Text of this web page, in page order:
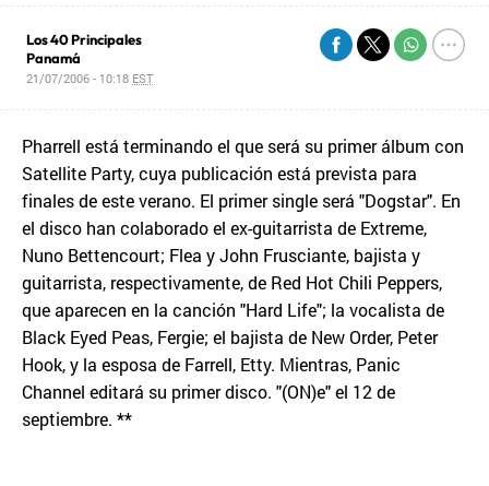
Los 40 Principales
Panamá
21/07/2006 - 10:18 EST
Pharrell está terminando el que será su primer álbum con
Satellite Party, cuya publicación está prevista para
finales de este verano. El primer single será "Dogstar". En
el disco han colaborado el ex-guitarrista de Extreme,
Nuno Bettencourt; Flea y John Frusciante, bajista y
guitarrista, respectivamente, de Red Hot Chili Peppers,
que aparecen en la canción "Hard Life"; la vocalista de
Black Eyed Peas, Fergie; el bajista de New Order, Peter
Hook, y la esposa de Farrell, Etty. Mientras, Panic
Channel editará su primer disco. "(ON)e" el 12 de
septiembre. **